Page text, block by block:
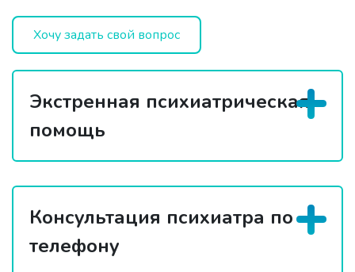
Хочу задать свой вопрос
Экстренная психиатрическая
помощь
Консультация психиатра по
телефону